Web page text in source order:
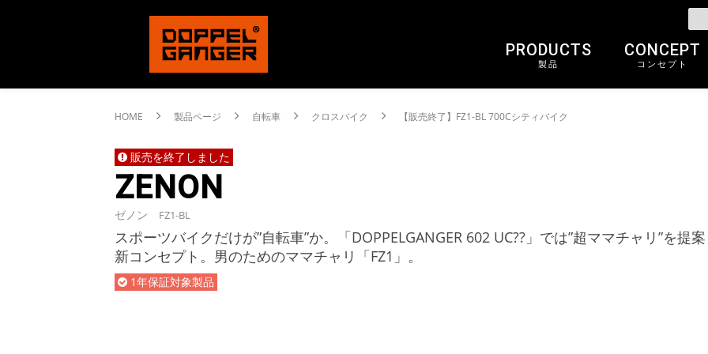
PRODUCTS
製品
CONCEPT
コンセプト
HOME 製品ページ 自転車 クロスバイク 【販売終了】FZ1-BL 700Cシティバイク
販売を終了しました
ZENON
ゼノン FZ1-BL
スポーツバイクだけが”自転車”か。「DOPPELGANGER 602 UC??」では”超ママチャリ”を提
新コンセプト。男のためのママチャリ「FZ1」。
1年保証対象製品